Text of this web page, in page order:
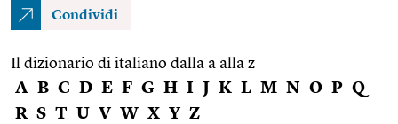
Condividi
Il dizionario di italiano dalla a alla z
A B C D E F G H I J K L M N O P Q
R S T U V W X Y Z